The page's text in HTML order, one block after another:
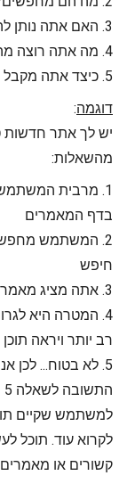
3. האם אתה נותן להם את מה שהם רוצים?
4. מה אתה רוצה מהמשתמשים שלכם?
5. כיצד אתה מקבל מהם תגובה רצויה?
דוגמה:
יש לך אתר חדשות
מהשאלות:
1. מרבית
בדף המאמרים
2. המשתמש
חיפש
3. אתה מציג מאמר על דף שלם בדף הנחיתה
4. המטרה היא
רב יותר ויראה
5. לא בטוח... לכן אני קורא את הפוסט בבלוג הזה
למשתמש שקיים
לקרוא עוד. תוכל
קשורים או